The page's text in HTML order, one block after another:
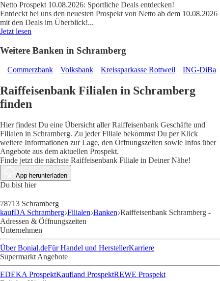
Netto Prospekt 10.08.2026: Sportliche Deals entdecken!
Entdeckt bei uns den neuesten Prospekt von Netto ab dem 10.08.2026
mit den Deals im Überblick!...
Jetzt lesen
Weitere Banken in Schramberg
Commerzbank Volksbank Kreissparkasse Rottweil ING-DiBa
Raiffeisenbank Filialen in Schramberg
finden
Hier findest Du eine Übersicht aller Raiffeisenbank Geschäfte und
Filialen in Schramberg. Zu jeder Filiale bekommst Du per Klick
weitere Informationen zur Lage, den Öffnungszeiten sowie Infos über
Angebote aus dem aktuellen Prospekt.
Finde jetzt die nächste Raiffeisenbank Filiale in Deiner Nähe!
App herunterladen
Du bist hier
78713 Schramberg
kaufDA Schramberg Filialen Banken Raiffeisenbank Schramberg -
Adressen & Öffnungszeiten
Unternehmen
Über Bonial.deFür Handel und HerstellerKarriere
Supermarkt Angebote
EDEKA ProspektKaufland ProspektREWE Prospekt